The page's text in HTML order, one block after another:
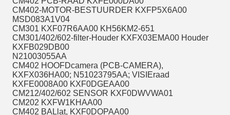
CM402-MOTOR-BESTUURDER KXFP5X6A00
MSD083A1V04
CM301 KXF07R6AA00 KH56KM2-651
CM301/402/602-filter-Houder KXFX03EMA00 Houder
KXFB029DB00
N21003055AA
CM402 HOOFDcamera (PCB-CAMERA),
KXFX036HA00; N51023795AA; VISIEraad
KXFE0008A00 KXF0DGEAA00
CM212/402/602 SENSOR KXF0DWVWA01
CM202 KXFW1KHAA00
CM402 BALlat, KXF0DOPAA00